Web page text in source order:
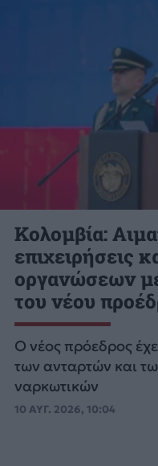
Κολομβία:
επιχειρήσεις
οργανώσεων
του νέου
Ο νέος πρόεδρος
των ανταρτών και
ναρκωτικών
10 ΑΥΓ. 2026, 10:04